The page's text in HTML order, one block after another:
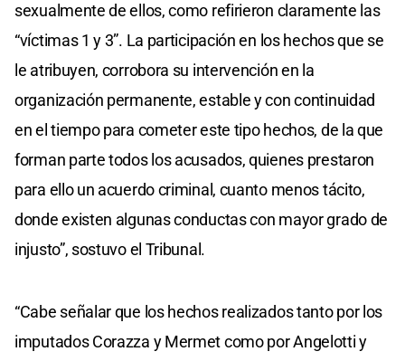
sexualmente de ellos, como refirieron claramente las
“víctimas 1 y 3”. La participación en los hechos que se
le atribuyen, corrobora su intervención en la
organización permanente, estable y con continuidad
en el tiempo para cometer este tipo hechos, de la que
forman parte todos los acusados, quienes prestaron
para ello un acuerdo criminal, cuanto menos tácito,
donde existen algunas conductas con mayor grado de
injusto”, sostuvo el Tribunal.
“Cabe señalar que los hechos realizados tanto por los
imputados Corazza y Mermet como por Angelotti y